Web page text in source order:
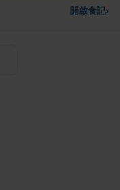
開啟食記›